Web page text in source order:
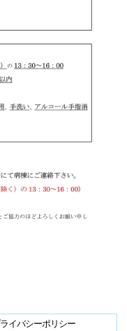
イバシーポリシー